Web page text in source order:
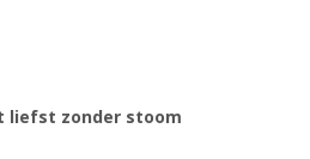
liefst zonder stoom